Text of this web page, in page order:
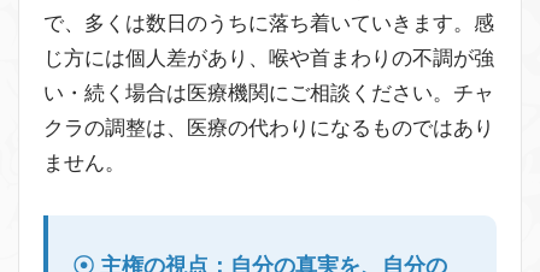
で、多くは数日のうちに落ち着いていきます。感
じ方には個人差があり、喉や首まわりの不調が強
い・続く場合は医療機関にご相談ください。チャ
クラの調整は、医療の代わりになるものではあり
ません。
主権の視点：自分の真実を、自分の